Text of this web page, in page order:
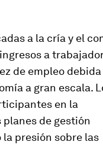
a la cría y el
a
de empleo debida
a gran escala.
en la
de gestión
presión sobre las